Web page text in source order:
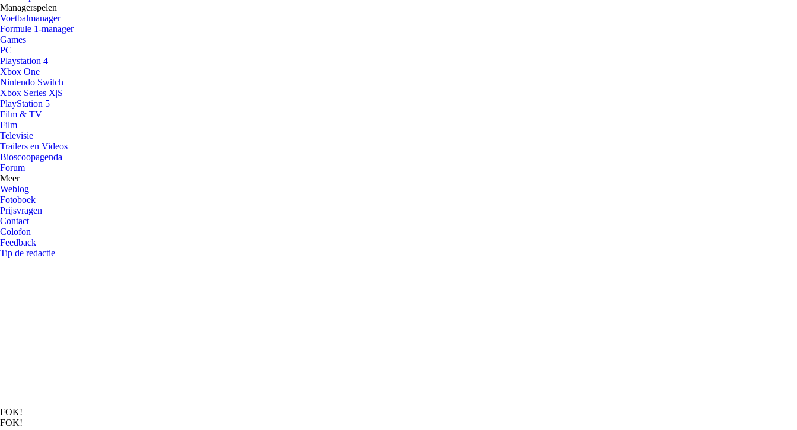
Managerspelen
Voetbalmanager
Formule 1-manager
Games
PC
Playstation 4
Xbox One
Nintendo Switch
Xbox Series X|S
PlayStation 5
Film & TV
Film
Televisie
Trailers en Videos
Bioscoopagenda
Forum
Meer
Weblog
Fotoboek
Prijsvragen
Contact
Colofon
Feedback
Tip de redactie
FOK!
FOK!